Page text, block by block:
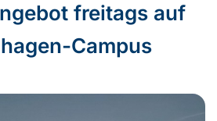
freitags auf
Campus